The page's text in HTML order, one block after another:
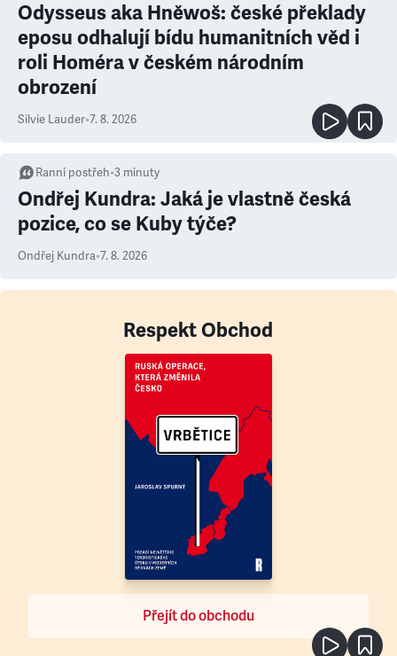
Odysseus aka Hněwoš: české překlady
eposu odhalují bídu humanitních věd i
roli Homéra v českém národním
obrození
Silvie Lauder•7. 8. 2026
Ranní postřeh•3 minuty
Ondřej Kundra: Jaká je vlastně česká
pozice, co se Kuby týče?
Ondřej Kundra•7. 8. 2026
Respekt Obchod
Přejít do obchodu